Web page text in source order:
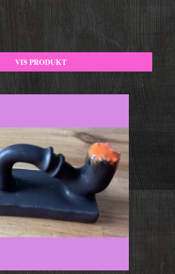
VIS PRODUKT